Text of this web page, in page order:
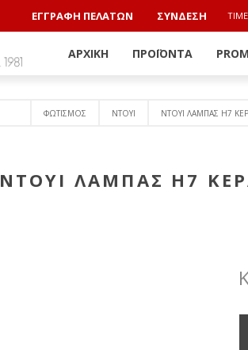
ΕΓΓΡΑΦΗ ΠΕΛΑΤΩΝ ΣΎΝΔΕΣΗ
ΑΡΧΙΚΉ ΠΡΟΪΌΝΤΑ
ΦΩΤΙΣΜΟΣ ΝΤΟΥΙ ΝΤΟΥΙ ΛΑΜΠΑΣ H7
ΝΤΟΥΙ ΛΑΜΠΑΣ H7